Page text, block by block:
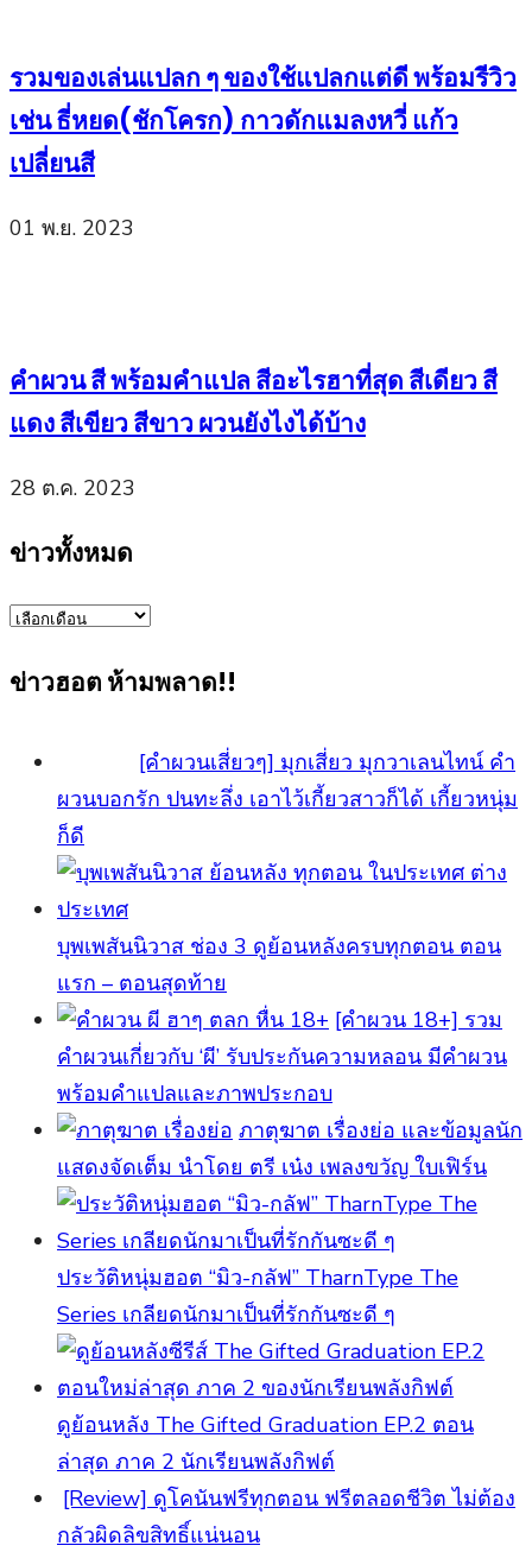
รวมของเล่นแปลก ๆ ของใช้แปลกแต่ดี พร้อมรีวิว
เช่น ธี่หยด(ชักโครก) กาวดักแมลงหวี่ แก้ว
เปลี่ยนสี
01 พ.ย. 2023
คำผวน สี พร้อมคำแปล สีอะไรฮาที่สุด สีเดียว สี
แดง สีเขียว สีขาว ผวนยังไงได้บ้าง
28 ต.ค. 2023
ข่าวทั้งหมด
ข่าว
ข่าวฮอต ห้ามพลาด!!
[คำผวนเสี่ยวๆ] มุกเสี่ยว มุกวาเลนไทน์ คำ
ผวนบอกรัก ปนทะลึ่ง เอาไว้เกี้ยวสาวก็ได้ เกี้ยวหนุ่ม
ก็ดี
บุพเพสันนิวาส ช่อง 3 ดูย้อนหลังครบทุกตอน ตอน
แรก – ตอนสุดท้าย
[คําผวน 18+] รวม
คำผวนเกี่ยวกับ ‘ผี’ รับประกันความหลอน มีคำผวน
พร้อมคำแปลและภาพประกอบ
ภาตุฆาต เรื่องย่อ และข้อมูลนัก
แสดงจัดเต็ม นำโดย ตรี เน๋ง เพลงขวัญ ใบเฟิร์น
ประวัติหนุ่มฮอต “มิว-กลัฟ” TharnType The
Series เกลียดนักมาเป็นที่รักกันซะดี ๆ
ดูย้อนหลัง The Gifted Graduation EP.2 ตอน
ล่าสุด ภาค 2 นักเรียนพลังกิฟต์
[Review] ดูโคนันฟรีทุกตอน ฟรีตลอดชีวิต ไม่ต้อง
กลัวผิดลิขสิทธิ์แน่นอน